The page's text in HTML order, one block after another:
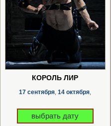
КОРОЛЬ ЛИР
17 сентября 14 октября
выбрать дату